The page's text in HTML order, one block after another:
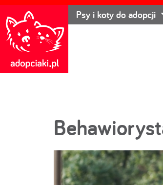
Psy i koty do adopcji